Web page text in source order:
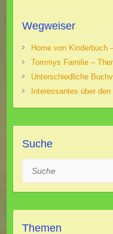
Wegweiser
Home von Kinderbuch
Tommys Familie –
Unterschiedliche
Interessantes über
Suche
Suche
Themen